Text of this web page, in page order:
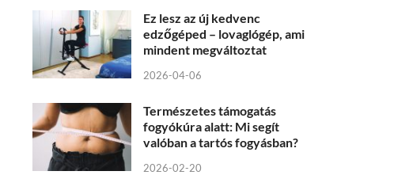
Ez lesz az új kedvenc
edzőgéped – lovaglógép, ami
mindent megváltoztat
2026-04-06
Természetes támogatás
fogyókúra alatt: Mi segít
valóban a tartós fogyásban?
2026-02-20